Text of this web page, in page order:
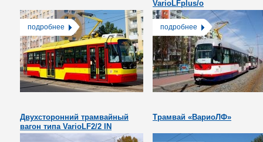
подробнее
VarioLFplus/о
подробнее
Двухсторонний трамвайный
вагон типа VarioLF2/2 IN
Трамвай «ВариоЛФ»